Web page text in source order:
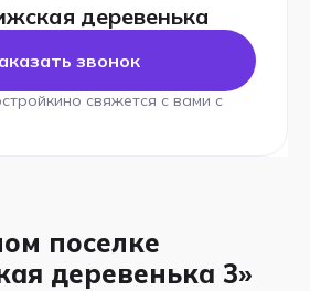
деревенька
звонок
свяжется с вами с
поселке
деревенька 3»